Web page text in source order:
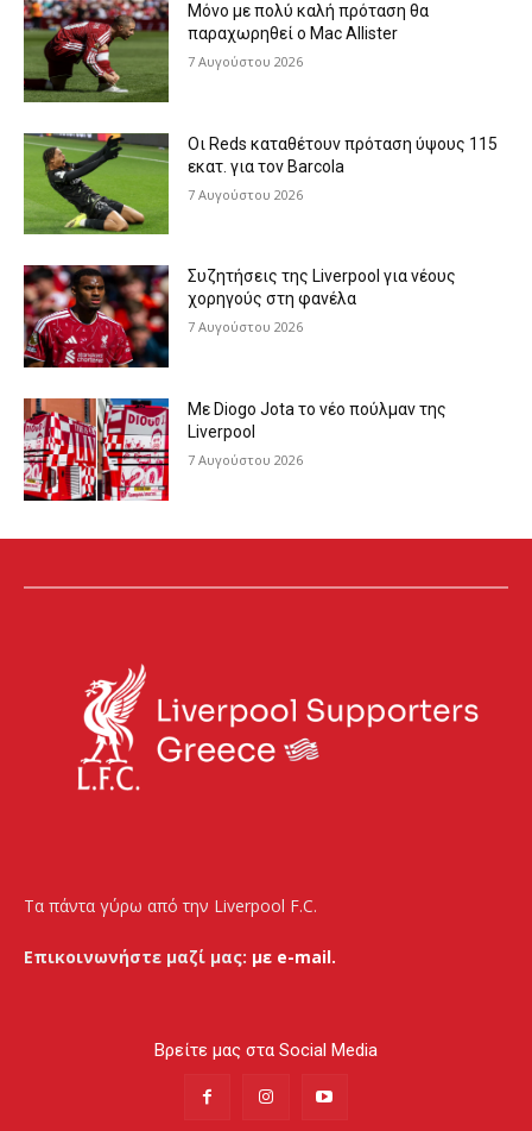
Μόνο με πολύ καλή πρόταση θα
παραχωρηθεί ο Mac Allister
7 Αυγούστου 2026
Οι Reds καταθέτουν πρόταση ύψους 115
εκατ. για τον Barcola
7 Αυγούστου 2026
Συζητήσεις της Liverpool για νέους
χορηγούς στη φανέλα
7 Αυγούστου 2026
Με Diogo Jota το νέο πούλμαν της
Liverpool
7 Αυγούστου 2026
Τα πάντα γύρω από την Liverpool F.C.
Επικοινωνήστε μαζί μας: με e-mail.
Βρείτε μας στα Social Media